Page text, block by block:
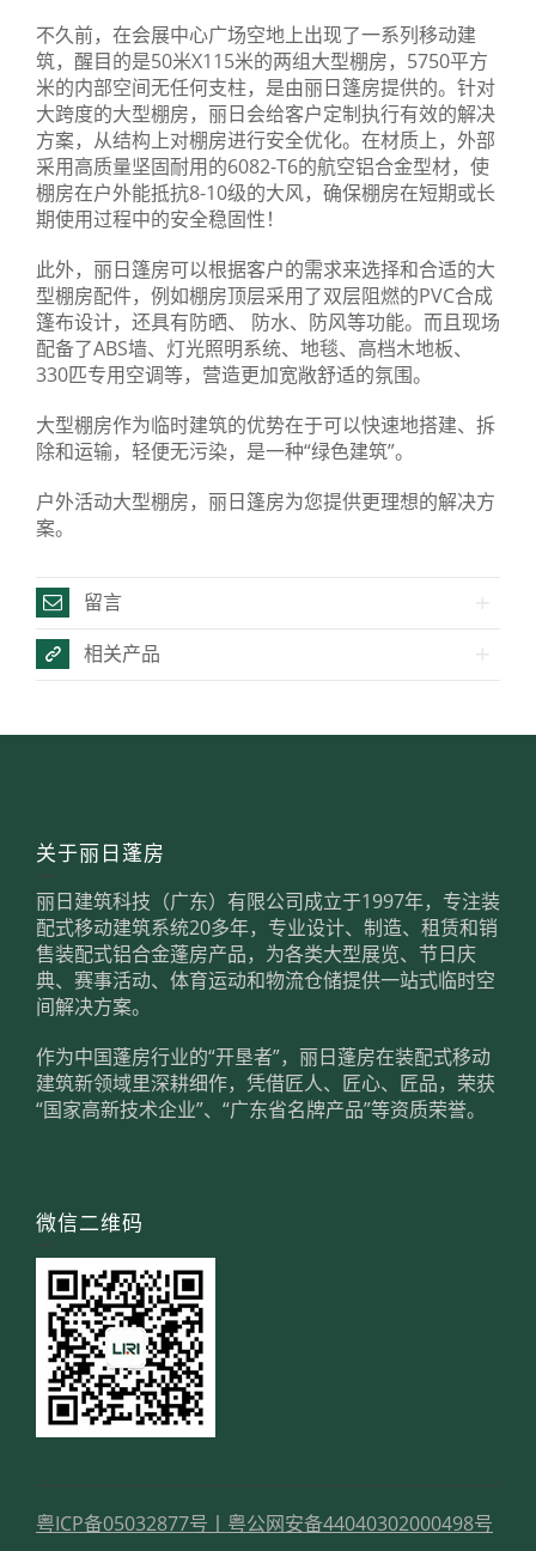
不久前，在会展中心广场空地上出现了一系列移动建
筑，醒目的是50米X115米的两组大型棚房，5750平方
米的内部空间无任何支柱，是由丽日篷房提供的。针对
大跨度的大型棚房，丽日会给客户定制执行有效的解决
方案，从结构上对棚房进行安全优化。在材质上，外部
采用高质量坚固耐用的6082-T6的航空铝合金型材，使
棚房在户外能抵抗8-10级的大风，确保棚房在短期或长
期使用过程中的安全稳固性！
此外，丽日篷房可以根据客户的需求来选择和合适的大
型棚房配件，例如棚房顶层采用了双层阻燃的PVC合成
篷布设计，还具有防晒、 防水、防风等功能。而且现场
配备了ABS墙、灯光照明系统、地毯、高档木地板、
330匹专用空调等，营造更加宽敞舒适的氛围。
大型棚房作为临时建筑的优势在于可以快速地搭建、拆
除和运输，轻便无污染，是一种“绿色建筑”。
户外活动大型棚房，丽日篷房为您提供更理想的解决方
案。
留言
相关产品
关于丽日蓬房
丽日建筑科技（广东）有限公司成立于1997年，专注装
配式移动建筑系统20多年，专业设计、制造、租赁和销
售装配式铝合金蓬房产品，为各类大型展览、节日庆
典、赛事活动、体育运动和物流仓储提供一站式临时空
间解决方案。
作为中国蓬房行业的“开垦者”，丽日蓬房在装配式移动
建筑新领域里深耕细作，凭借匠人、匠心、匠品，荣获
“国家高新技术企业”、“广东省名牌产品”等资质荣誉。
微信二维码
粤ICP备05032877号 丨 粤公网安备44040302000498号